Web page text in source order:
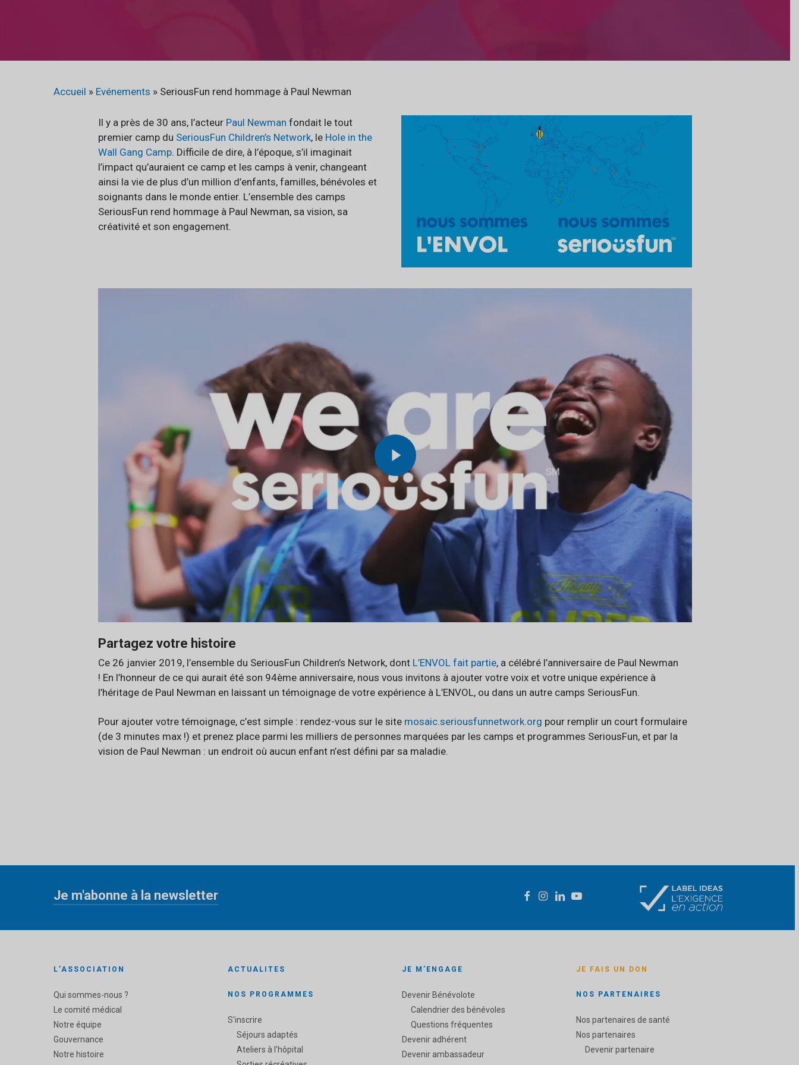
Accueil » Evénements » SeriousFun rend hommage à Paul Newman
Il y a près de 30 ans, l’acteur Paul Newman fondait le tout
premier camp du SeriousFun Children’s Network, le Hole in the
Wall Gang Camp. Difficile de dire, à l’époque, s’il imaginait
l’impact qu’auraient ce camp et les camps à venir, changeant
ainsi la vie de plus d’un million d’enfants, familles, bénévoles et
soignants dans le monde entier. L’ensemble des camps
SeriousFun rend hommage à Paul Newman, sa vision, sa
créativité et son engagement.
Play Video
Partagez votre histoire
Ce 26 janvier 2019, l’ensemble du SeriousFun Children’s Network, dont L’ENVOL fait partie, a célébré l’anniversaire de Paul Newman
! En l’honneur de ce qui aurait été son 94ème anniversaire, nous vous invitons à ajouter votre voix et votre unique expérience à
l’héritage de Paul Newman en laissant un témoignage de votre expérience à L’ENVOL, ou dans un autre camps SeriousFun.
Pour ajouter votre témoignage, c’est simple : rendez-vous sur le site mosaic.seriousfunnetwork.org pour remplir un court formulaire
(de 3 minutes max !) et prenez place parmi les milliers de personnes marquées par les camps et programmes SeriousFun, et par la
vision de Paul Newman : un endroit où aucun enfant n’est défini par sa maladie.
Je m'abonne à la newsletter
L’ASSOCIATION
Qui sommes-nous ?
Le comité médical
Notre équipe
Gouvernance
Notre histoire
ACTUALITES
NOS PROGRAMMES
S'inscrire
Séjours adaptés
Ateliers à l'hôpital
JE M’ENGAGE
Devenir Bénévolote
Calendrier des bénévoles
Questions fréquentes
Devenir adhérent
Devenir ambassadeur
JE FAIS UN DON
NOS PARTENAIRES
Nos partenaires de santé
Nos partenaires
Devenir partenaire